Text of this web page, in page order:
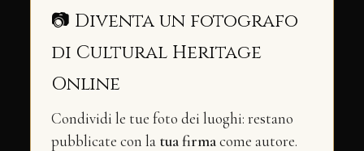
📷 Diventa un fotografo
di Cultural Heritage
Online
Condividi le tue foto dei luoghi: restano
pubblicate con la tua firmacome autore.